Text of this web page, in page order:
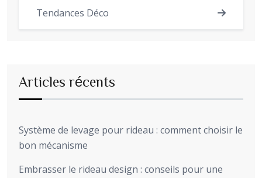
Tendances Déco
Articles récents
Système de levage pour rideau : comment choisir le
bon mécanisme
Embrasser le rideau design : conseils pour une